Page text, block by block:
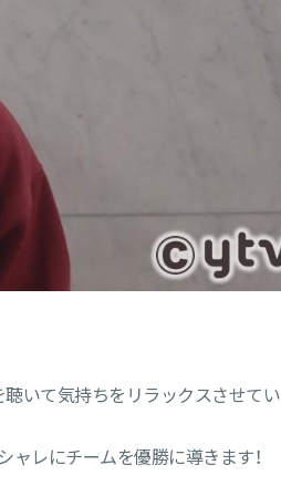
聴いて気持ちをリラックスさせて
ャレにチームを優勝に導きます！